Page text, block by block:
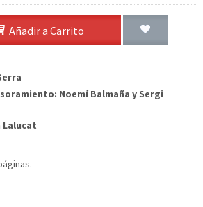
Añadir a Carrito
Noemí Balmaña y Sergi
Lalucat